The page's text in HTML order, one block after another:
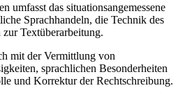
umfasst das situationsangemessene
Sprachhandeln, die Technik des
Textüberarbeitung.
mit der Vermittlung von
sprachlichen Besonderheiten
und Korrektur der Rechtschreibung.